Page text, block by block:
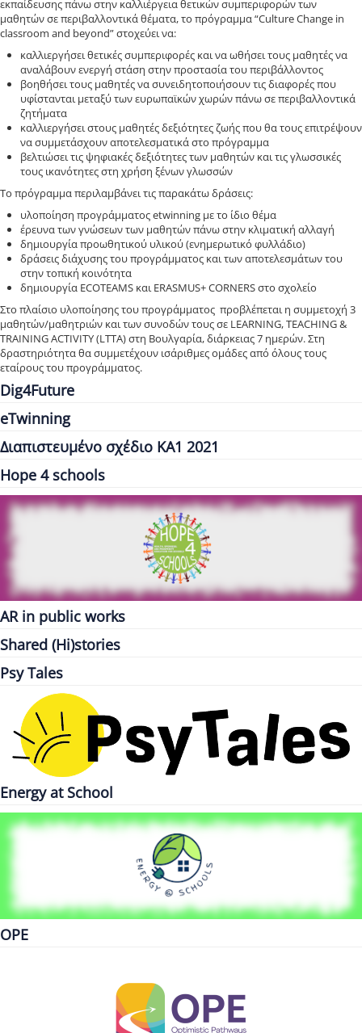
εκπαίδευσης πάνω στην καλλιέργεια θετικών συμπεριφορών των
μαθητών σε περιβαλλοντικά θέματα, το πρόγραμμα “Culture Change in
classroom and beyond” στοχεύει να:
καλλιεργήσει θετικές συμπεριφορές και να ωθήσει τους μαθητές να
αναλάβουν ενεργή στάση στην προστασία του περιβάλλοντος
βοηθήσει τους μαθητές να συνειδητοποιήσουν τις διαφορές που
υφίστανται μεταξύ των ευρωπαϊκών χωρών πάνω σε περιβαλλοντικά
ζητήματα
καλλιεργήσει στους μαθητές δεξιότητες ζωής που θα τους επιτρέψουν
να συμμετάσχουν αποτελεσματικά στο πρόγραμμα
βελτιώσει τις ψηφιακές δεξιότητες των μαθητών και τις γλωσσικές
τους ικανότητες στη χρήση ξένων γλωσσών
Το πρόγραμμα περιλαμβάνει τις παρακάτω δράσεις:
υλοποίηση προγράμματος etwinning με το ίδιο θέμα
έρευνα των γνώσεων των μαθητών πάνω στην κλιματική αλλαγή
δημιουργία προωθητικού υλικού (ενημερωτικό φυλλάδιο)
δράσεις διάχυσης του προγράμματος και των αποτελεσμάτων του
στην τοπική κοινότητα
δημιουργία ECOTEAMS και ERASMUS+ CORNERS στο σχολείο
Στο πλαίσιο υλοποίησης του προγράμματος προβλέπεται η συμμετοχή 3
μαθητών/μαθητριών και των συνοδών τους σε LEARNING, TEACHING &
TRAINING ACTIVITY (LTTA) στη Βουλγαρία, διάρκειας 7 ημερών. Στη
δραστηριότητα θα συμμετέχουν ισάριθμες ομάδες από όλους τους
εταίρους του προγράμματος.
Dig4Future
eTwinning
Διαπιστευμένο σχέδιο ΚΑ1 2021
Hope 4 schools
AR in public works
Shared (Hi)stories
Psy Tales
Energy at School
OPE